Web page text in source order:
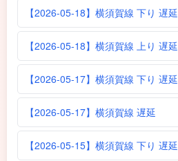
【2026-05-18】横須賀線 下り 遅延
【2026-05-18】横須賀線 上り 遅延
【2026-05-17】横須賀線 下り 遅延
【2026-05-17】横須賀線 遅延
【2026-05-15】横須賀線 下り 遅延